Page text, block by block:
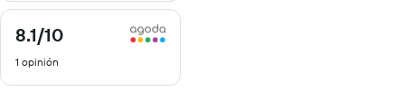
8.1/10
8.1
10
1 opinión